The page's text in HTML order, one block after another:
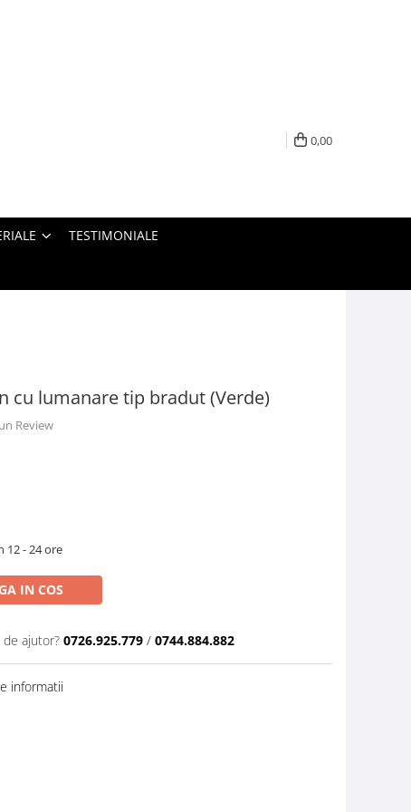
0,00
TESTIMONIALE
cu lumanare tip bradut (Verde)
Review
12 - 24 ore
IN COS
de ajutor? 0726.925.779 / 0744.884.882
informatii